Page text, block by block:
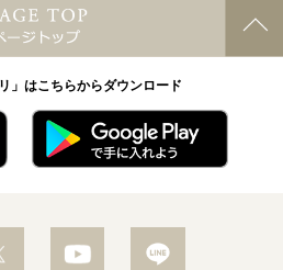
」はこちらからダウンロード